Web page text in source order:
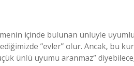
içinde bulunan ünlüyle uyumlu
“evler” olur. Ancak, bu
ünlü uyumu aranmaz”